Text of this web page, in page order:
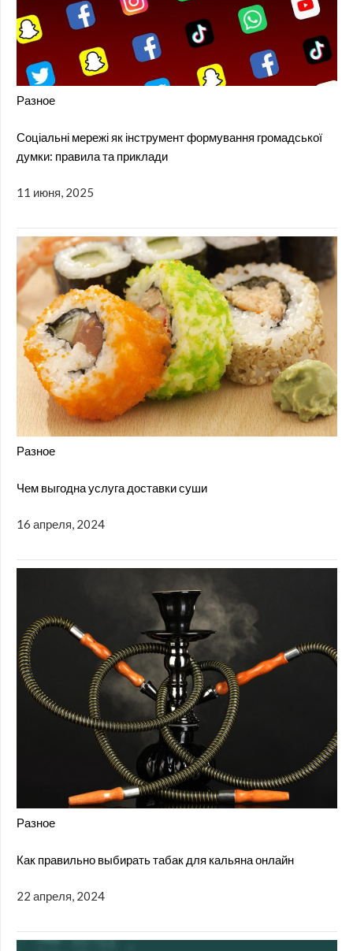
Разное
Соціальні мережі як інструмент формування громадської
думки: правила та приклади
11 июня, 2025
Разное
Чем выгодна услуга доставки суши
16 апреля, 2024
Разное
Как правильно выбирать табак для кальяна онлайн
22 апреля, 2024